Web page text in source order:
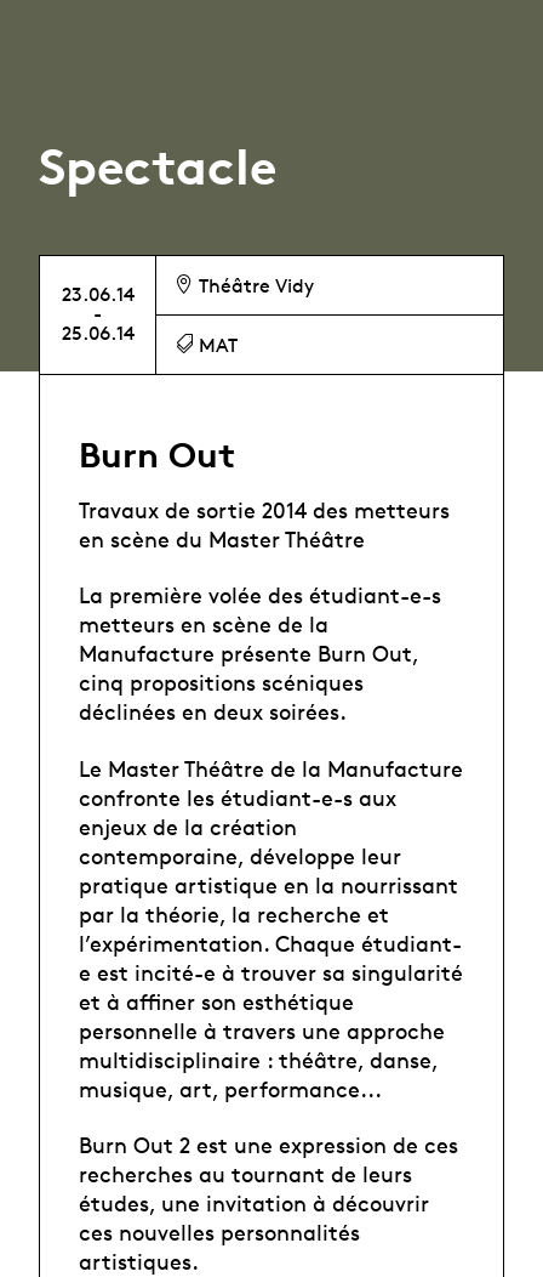
Spectacle
23.06.14
-
25.06.14
Théâtre Vidy
MAT
Burn Out
Travaux de sortie 2014 des metteurs
en scène du Master Théâtre
La première volée des étudiant-e-s
metteurs en scène de la
Manufacture présente Burn Out,
cinq propositions scéniques
déclinées en deux soirées.
Le Master Théâtre de la Manufacture
confronte les étudiant-e-s aux
enjeux de la création
contemporaine, développe leur
pratique artistique en la nourrissant
par la théorie, la recherche et
l’expérimentation. Chaque étudiant-
e est incité-e à trouver sa singularité
et à affiner son esthétique
personnelle à travers une approche
multidisciplinaire : théâtre, danse,
musique, art, performance...
Burn Out 2 est une expression de ces
recherches au tournant de leurs
études, une invitation à découvrir
ces nouvelles personnalités
artistiques.